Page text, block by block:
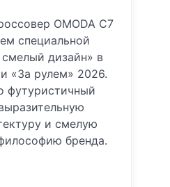
OMODA C7
специальной
дизайн» в
«За рулем» 2026.
футуристичный
и смелую
бренда.